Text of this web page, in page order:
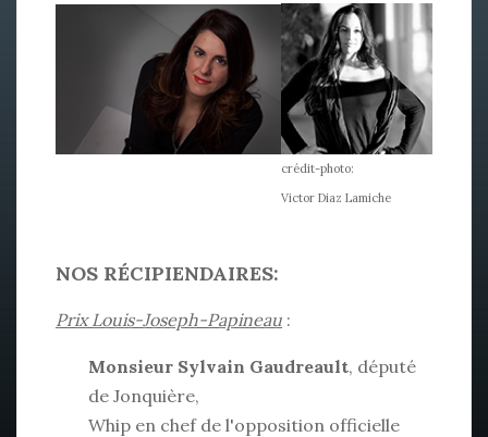
crédit-photo:
Victor Diaz Lamiche
NOS RÉCIPIENDAIRES:
Prix Louis-Joseph-Papineau :
Monsieur Sylvain Gaudreault, député
de Jonquière,
Whip en chef de l'opposition officielle